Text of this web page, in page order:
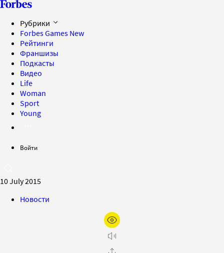
Рубрики
Forbes Games New
Рейтинги
Франшизы
Подкасты
Видео
Life
Woman
Sport
Young
Войти
10 July 2015
Новости